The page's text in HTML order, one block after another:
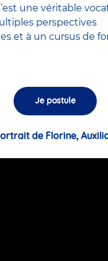
une véritable
perspectives
et à un cursus de
Je postule
de Florine,